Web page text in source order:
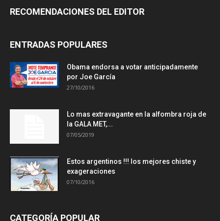
RECOMENDACIONES DEL EDITOR
ENTRADAS POPULARES
Obama endorsa a votar anticipadamente
por Joe García
27/10/2016
Lo mas extravagante en la alfombra roja de
la GALA MET,...
07/05/2019
Estos argentinos !!! los mejores chiste y
exageraciones
07/10/2016
CATEGORÍA POPULAR